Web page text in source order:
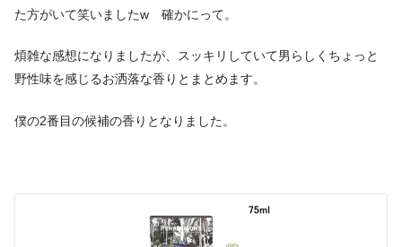
た方がいて笑いましたw 確かにって。
煩雑な感想になりましたが、スッキリしていて男らしくちょっと
野性味を感じるお洒落な香りとまとめます。
僕の2番目の候補の香りとなりました。